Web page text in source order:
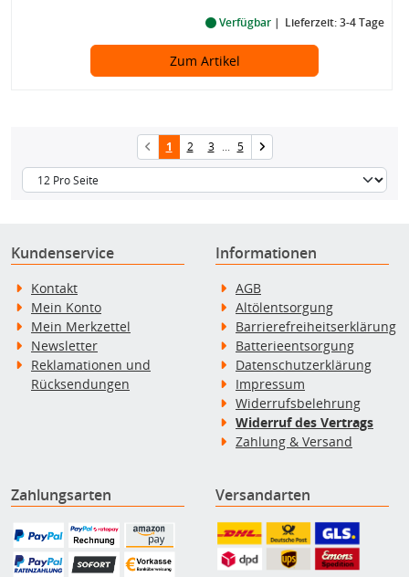
Verfügbar Lieferzeit: 3-4 Tage
Zum Artikel
1 2 3 ... 5
Kundenservice
Kontakt
Mein Konto
Mein Merkzettel
Newsletter
Reklamationen und
Rücksendungen
Informationen
AGB
Altölentsorgung
Barrierefreiheitserklärung
Batterieentsorgung
Datenschutzerklärung
Impressum
Widerrufsbelehrung
Widerruf des Vertrags
Zahlung & Versand
Zahlungsarten Versandarten